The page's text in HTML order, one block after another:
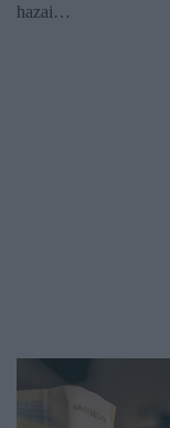
hazai…